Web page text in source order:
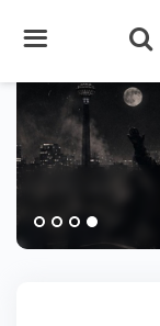
undefined
undefined